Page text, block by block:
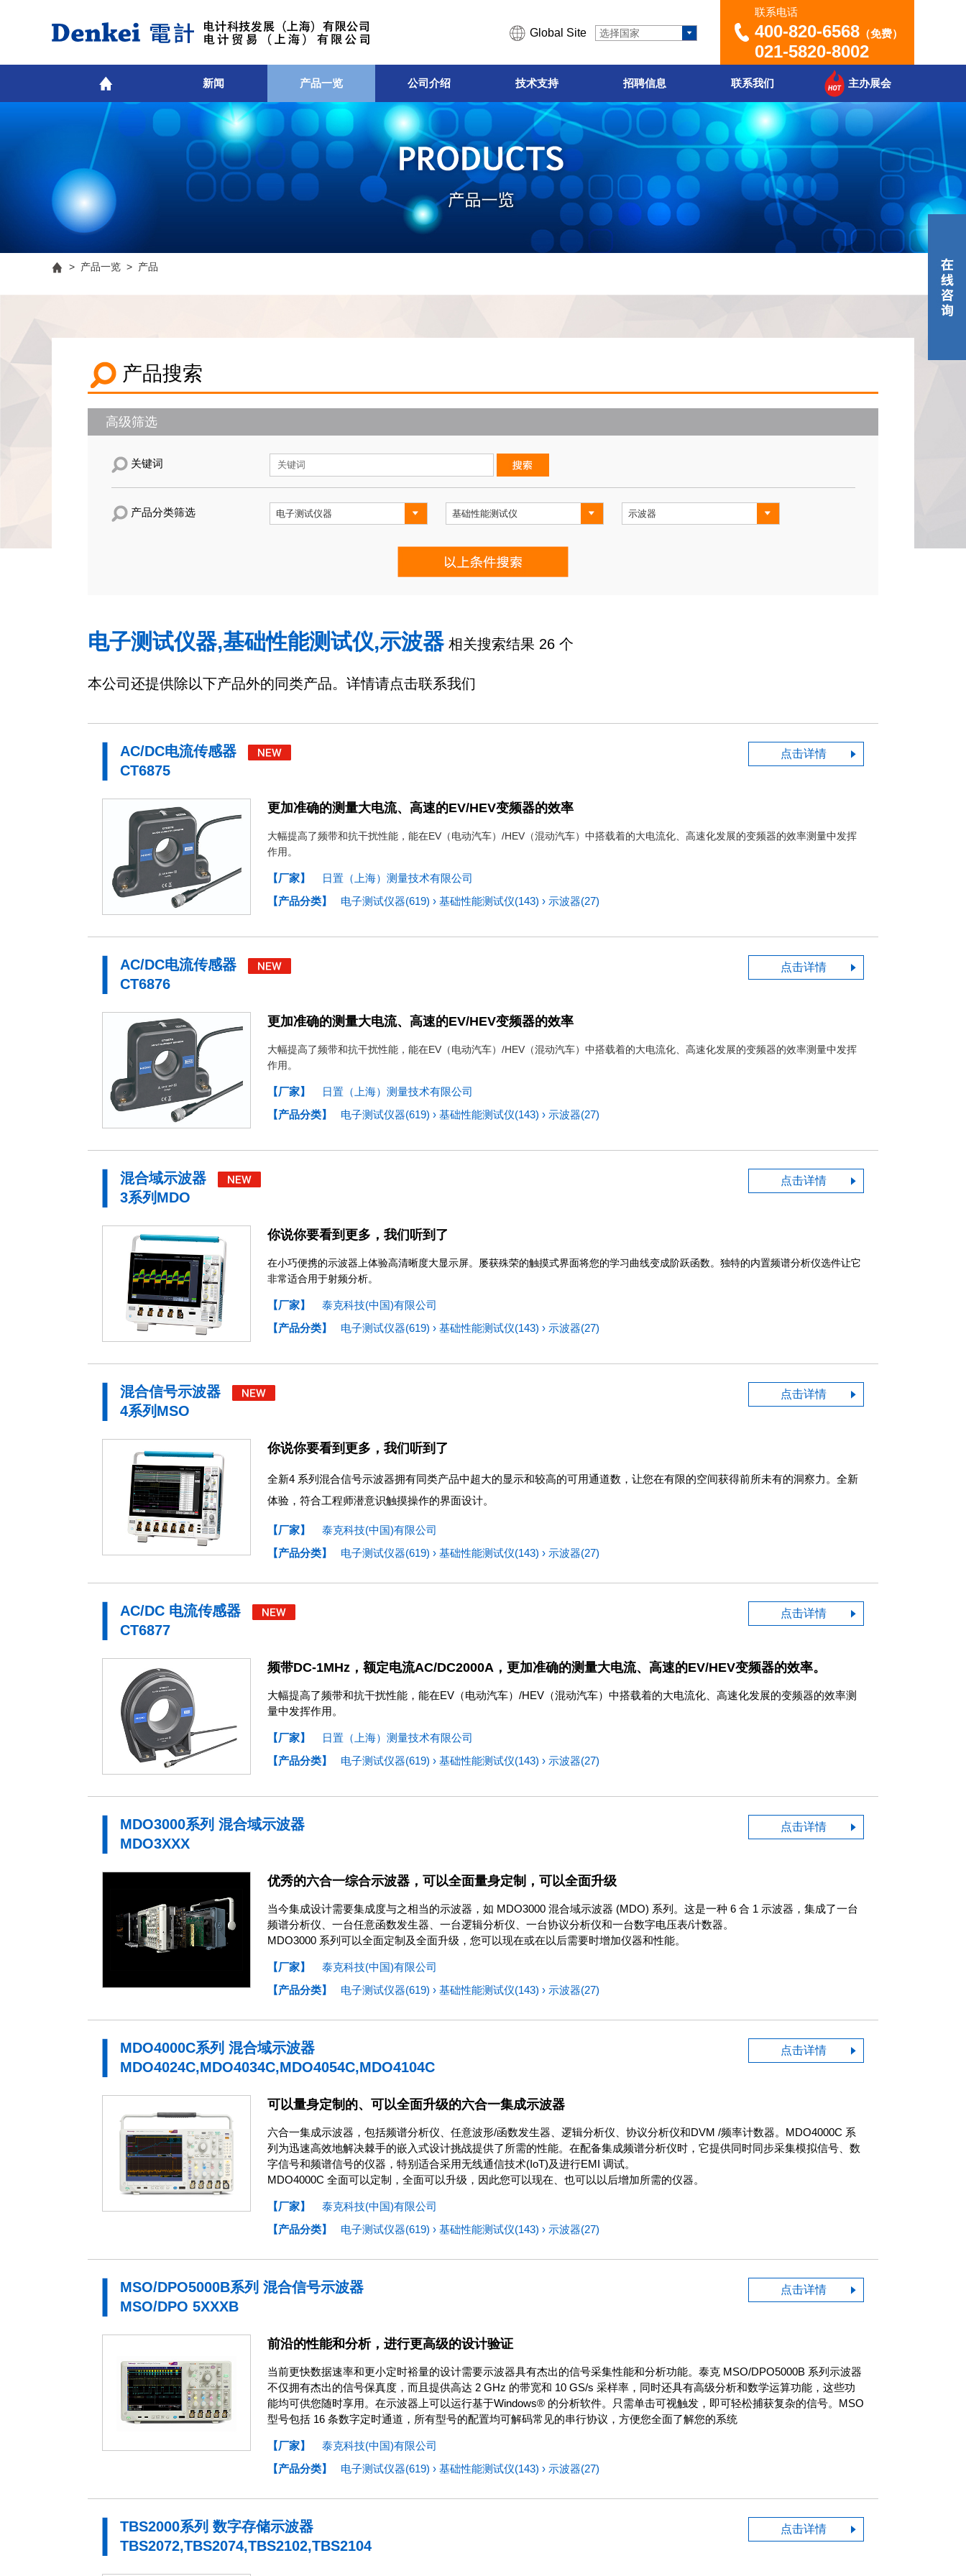
Global Site 选择国家
联系电话
400-820-6568 （免费）
021-5820-8002
新闻 产品一览 公司介绍 技术支持 招聘信息 联系我们 主办展会
> 产品一览 > 产品
产品搜索
高级筛选
关键词
产品分类筛选
电子测试仪器,基础性能测试仪,示波器相关搜索结果 26 个
本公司还提供除以下产品外的同类产品。详情请点击联系我们
AC/DC电流传感器
CT6875
点击详情
更加准确的测量大电流、高速的EV/HEV变频器的效率
大幅提高了频带和抗干扰性能，能在EV（电动汽车）/HEV（混动汽车）中搭载着的大电流化、高速化发展的变频器的效率测量中发挥
作用。
【厂家】
日置（上海）测量技术有限公司
【产品分类】
电子测试仪器(619) › 基础性能测试仪(143) › 示波器(27)
AC/DC电流传感器
CT6876
点击详情
更加准确的测量大电流、高速的EV/HEV变频器的效率
大幅提高了频带和抗干扰性能，能在EV（电动汽车）/HEV（混动汽车）中搭载着的大电流化、高速化发展的变频器的效率测量中发挥
作用。
【厂家】
日置（上海）测量技术有限公司
【产品分类】
电子测试仪器(619) › 基础性能测试仪(143) › 示波器(27)
混合域示波器
3系列MDO
点击详情
你说你要看到更多，我们听到了
在小巧便携的示波器上体验高清晰度大显示屏。屡获殊荣的触摸式界面将您的学习曲线变成阶跃函数。独特的内置频谱分析仪选件让它
非常适合用于射频分析。
【厂家】
泰克科技(中国)有限公司
【产品分类】
电子测试仪器(619) › 基础性能测试仪(143) › 示波器(27)
混合信号示波器
4系列MSO
点击详情
你说你要看到更多，我们听到了
全新4 系列混合信号示波器拥有同类产品中超大的显示和较高的可用通道数，让您在有限的空间获得前所未有的洞察力。全新
体验，符合工程师潜意识触摸操作的界面设计。
【厂家】
泰克科技(中国)有限公司
【产品分类】
电子测试仪器(619) › 基础性能测试仪(143) › 示波器(27)
AC/DC 电流传感器
CT6877
点击详情
频带DC-1MHz，额定电流AC/DC2000A，更加准确的测量大电流、高速的EV/HEV变频器的效率。
大幅提高了频带和抗干扰性能，能在EV（电动汽车）/HEV（混动汽车）中搭载着的大电流化、高速化发展的变频器的效率测
量中发挥作用。
【厂家】
日置（上海）测量技术有限公司
【产品分类】
电子测试仪器(619) › 基础性能测试仪(143) › 示波器(27)
MDO3000系列 混合域示波器
MDO3XXX
点击详情
优秀的六合一综合示波器，可以全面量身定制，可以全面升级
当今集成设计需要集成度与之相当的示波器，如 MDO3000 混合域示波器 (MDO) 系列。这是一种 6 合 1 示波器，集成了一台
频谱分析仪、一台任意函数发生器、一台逻辑分析仪、一台协议分析仪和一台数字电压表/计数器。
MDO3000 系列可以全面定制及全面升级，您可以现在或在以后需要时增加仪器和性能。
【厂家】
泰克科技(中国)有限公司
【产品分类】
电子测试仪器(619) › 基础性能测试仪(143) › 示波器(27)
MDO4000C系列 混合域示波器
MDO4024C,MDO4034C,MDO4054C,MDO4104C
点击详情
可以量身定制的、可以全面升级的六合一集成示波器
六合一集成示波器，包括频谱分析仪、任意波形/函数发生器、逻辑分析仪、协议分析仪和DVM /频率计数器。MDO4000C 系
列为迅速高效地解决棘手的嵌入式设计挑战提供了所需的性能。在配备集成频谱分析仪时，它提供同时同步采集模拟信号、数
字信号和频谱信号的仪器，特别适合采用无线通信技术(IoT)及进行EMI 调试。
MDO4000C 全面可以定制，全面可以升级，因此您可以现在、也可以以后增加所需的仪器。
【厂家】
泰克科技(中国)有限公司
【产品分类】
电子测试仪器(619) › 基础性能测试仪(143) › 示波器(27)
MSO/DPO5000B系列 混合信号示波器
MSO/DPO 5XXXB
点击详情
前沿的性能和分析，进行更高级的设计验证
当前更快数据速率和更小定时裕量的设计需要示波器具有杰出的信号采集性能和分析功能。泰克 MSO/DPO5000B 系列示波器
不仅拥有杰出的信号保真度，而且提供高达 2 GHz 的带宽和 10 GS/s 采样率，同时还具有高级分析和数学运算功能，这些功
能均可供您随时享用。在示波器上可以运行基于Windows® 的分析软件。只需单击可视触发，即可轻松捕获复杂的信号。MSO
型号包括 16 条数字定时通道，所有型号的配置均可解码常见的串行协议，方便您全面了解您的系统
【厂家】
泰克科技(中国)有限公司
【产品分类】
电子测试仪器(619) › 基础性能测试仪(143) › 示波器(27)
TBS2000系列 数字存储示波器
TBS2072,TBS2074,TBS2102,TBS2104
点击详情